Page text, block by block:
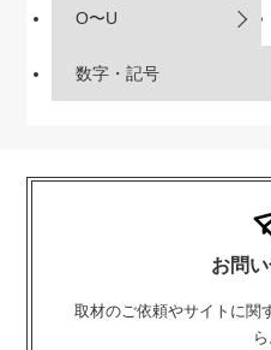
O〜U
数字・記号
お問
取材のご依頼やサイトに関
ら